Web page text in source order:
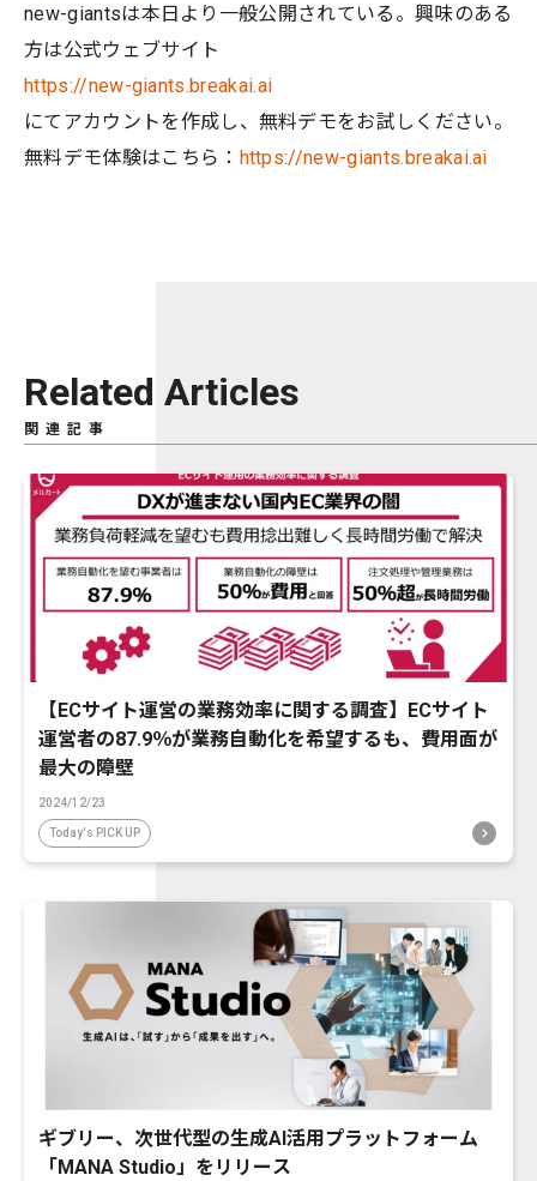
new-giantsは本日より一般公開されている。興味のある
方は公式ウェブサイト
https://new-giants.breakai.ai
にてアカウントを作成し、無料デモをお試しください。
無料デモ体験はこちら： https://new-giants.breakai.ai
Related Articles
関連記事
【ECサイト運営の業務効率に関する調査】ECサイト
運営者の87.9％が業務自動化を希望するも、費用面が
最大の障壁
2024/12/23
Today's PICK UP
ギブリー、次世代型の生成AI活用プラットフォーム
「MANA Studio」をリリース